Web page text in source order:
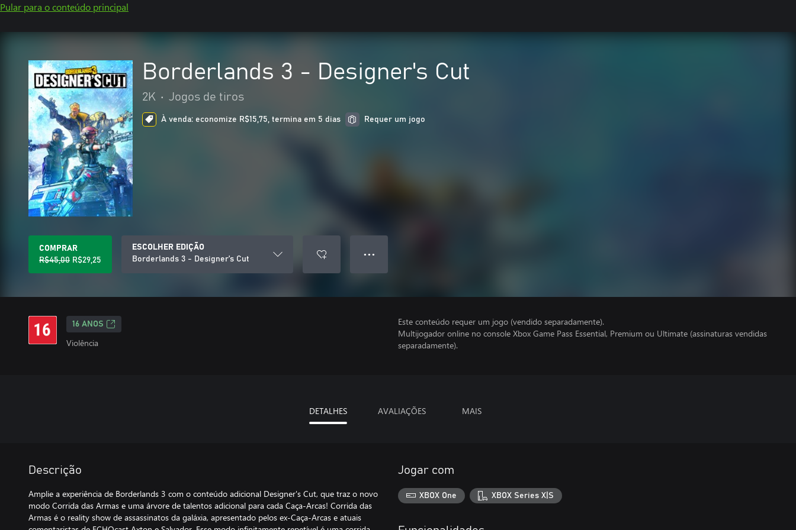
Pular para o conteúdo principal
Borderlands 3 - Designer's Cut
2K • Jogos de tiros
À venda: economize R$15,75, termina em 5 dias Requer um jogo
COMPRAR
R$45,00 R$29,25
ESCOLHER EDIÇÃO
Borderlands 3 - Designer's Cut
● ● ●
16 ANOS
Violência
Este conteúdo requer um jogo (vendido separadamente).
Multijogador online no console Xbox Game Pass Essential, Premium ou Ultimate (assinaturas vendidas
separadamente).
DETALHES AVALIAÇÕES MAIS
Descrição
Amplie a experiência de Borderlands 3 com o conteúdo adicional Designer's Cut, que traz o novo
modo Corrida das Armas e uma árvore de talentos adicional para cada Caça-Arcas! Corrida das
Armas é o reality show de assassinatos da galáxia, apresentado pelos ex-Caça-Arcas e atuais
Jogar com
XBOX One XBOX Series X|S